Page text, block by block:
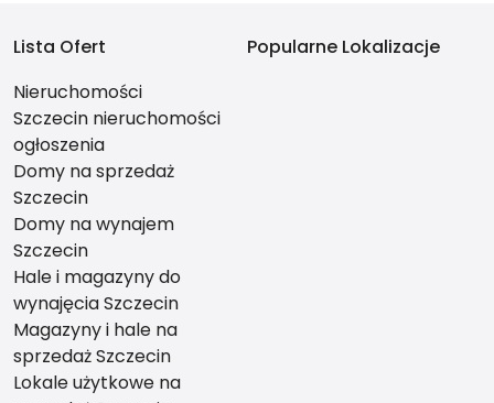
Lista Ofert
Nieruchomości
Szczecin nieruchomości
ogłoszenia
Domy na sprzedaż
Szczecin
Domy na wynajem
Szczecin
Hale i magazyny do
wynajęcia Szczecin
Magazyny i hale na
sprzedaż Szczecin
Lokale użytkowe na
Popularne Lokalizacje